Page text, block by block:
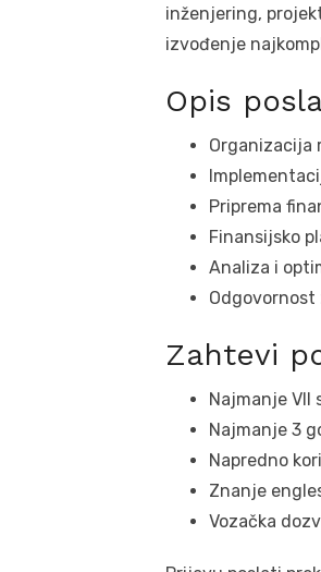
inženjering,
izvođenje
Opis
Organizacija
Priprema
Finansijsko
Analiza i
Odgovornost
Zahtevi
Najmanje VII
Najmanje 3
Napredno
Znanje
Vozačka